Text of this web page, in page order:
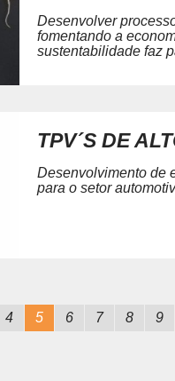
Desenvolver
fomentando a
sustentabilidade faz
TPV´S DE
Desenvolvimento de
para o setor
4 5 6 7 8 9